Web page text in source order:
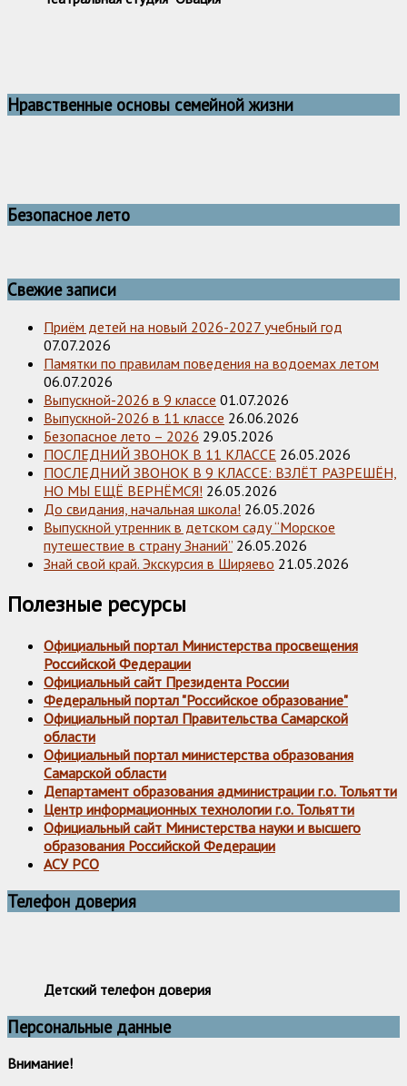
Нравственные основы семейной жизни
Безопасное лето
Свежие записи
Приём детей на новый 2026-2027 учебный год
07.07.2026
Памятки по правилам поведения на водоемах летом
06.07.2026
Выпускной-2026 в 9 классе 01.07.2026
Выпускной-2026 в 11 классе 26.06.2026
Безопасное лето – 2026 29.05.2026
ПОСЛЕДНИЙ ЗВОНОК В 11 КЛАССЕ 26.05.2026
ПОСЛЕДНИЙ ЗВОНОК В 9 КЛАССЕ: ВЗЛЁТ РАЗРЕШЁН,
НО МЫ ЕЩЁ ВЕРНЁМСЯ! 26.05.2026
До свидания, начальная школа! 26.05.2026
Выпускной утренник в детском саду “Морское
путешествие в страну Знаний” 26.05.2026
Знай свой край. Экскурсия в Ширяево 21.05.2026
Полезные ресурсы
Официальный портал Министерства просвещения
Российской Федерации
Официальный сайт Президента России
Федеральный портал "Российское образование"
Официальный портал Правительства Самарской
области
Официальный портал министерства образования
Самарской области
Департамент образования администрации г.о. Тольятти
Центр информационных технологии г.о. Тольятти
Официальный сайт Министерства науки и высшего
образования Российской Федерации
АСУ РСО
Телефон доверия
Детский телефон доверия
Персональные данные
Внимание!